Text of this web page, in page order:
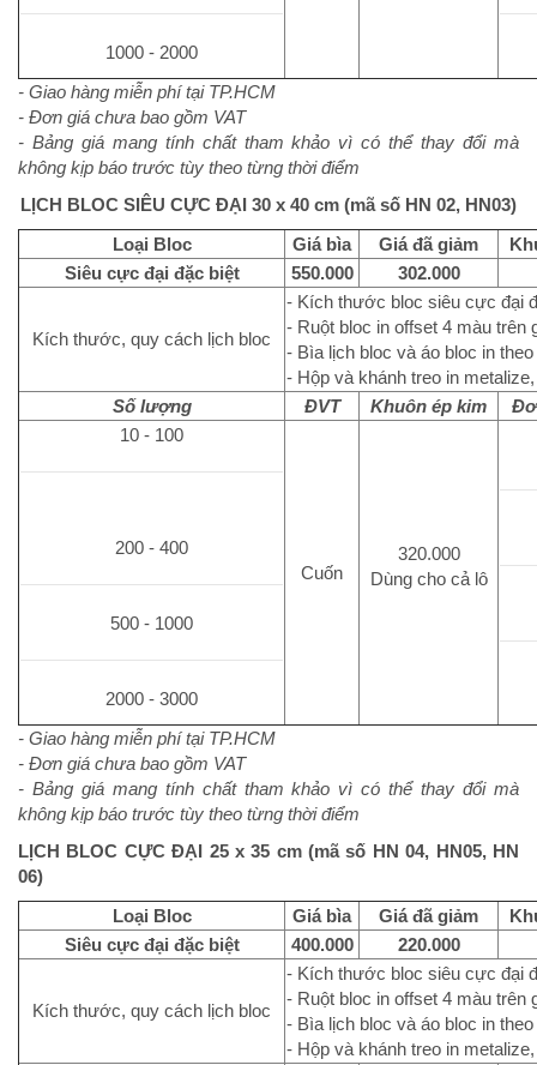
1000 - 2000
- Giao hàng miễn phí tại TP.HCM
- Đơn giá chưa bao gồm VAT
- Bảng giá mang tính chất tham khảo vì có thể thay đổi mà
không kịp báo trước tùy theo từng thời điểm
LỊCH BLOC SIÊU CỰC ĐẠI 30 x 40 cm (mã số HN 02, HN03)
Loại Bloc
Giá bìa Giá đã giảm
Siêu cực đại đặc biệt
550.000 302.000
Kích thước, quy cách lịch bloc
- Kích thước bloc siêu cực đại
- Ruột bloc in offset 4 màu trên
- Bìa lịch bloc và áo bloc in
- Hộp và khánh treo in
Số lượng
ĐVT Khuôn ép kim
10 - 100
200 - 400
500 - 1000
2000 - 3000
Cuốn
320.000
Dùng cho cả lô
- Giao hàng miễn phí tại TP.HCM
- Đơn giá chưa bao gồm VAT
- Bảng giá mang tính chất tham khảo vì có thể thay đổi mà
không kịp báo trước tùy theo từng thời điểm
LỊCH BLOC CỰC ĐẠI 25 x 35 cm (mã số HN 04, HN05, HN
06)
Loại Bloc
Giá bìa Giá đã giảm
Siêu cực đại đặc biệt
400.000 220.000
Kích thước, quy cách lịch bloc
- Kích thước bloc siêu cực đại
- Ruột bloc in offset 4 màu trên
- Bìa lịch bloc và áo bloc in
- Hộp và khánh treo in